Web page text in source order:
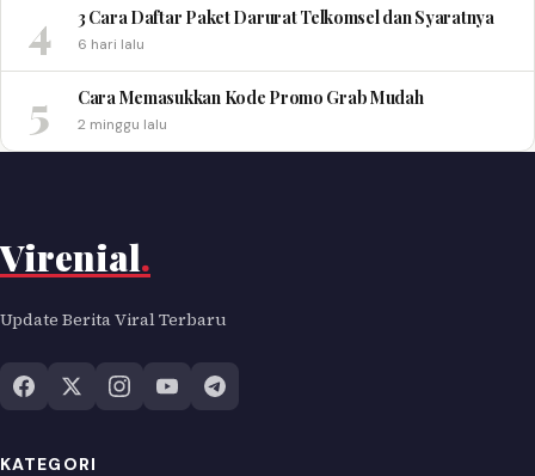
4 3 Cara Daftar Paket Darurat Telkomsel dan Syaratnya
6 hari lalu
5 Cara Memasukkan Kode Promo Grab Mudah
2 minggu lalu
Virenial.
Update Berita Viral Terbaru
KATEGORI